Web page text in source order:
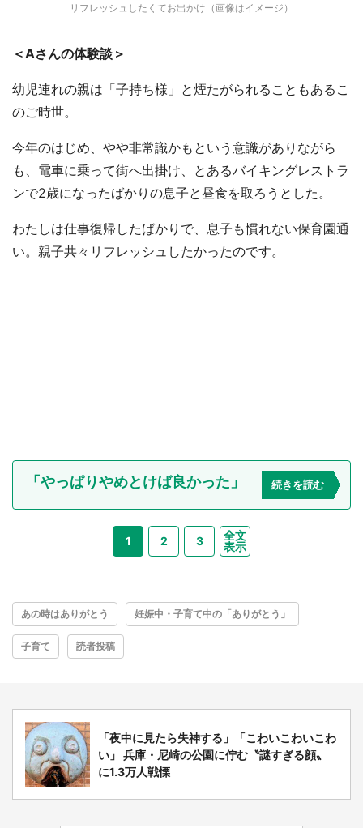
リフレッシュしたくてお出かけ（画像はイメージ）
＜Aさんの体験談＞
幼児連れの親は「子持ち様」と煙たがられることもあるこ
のご時世。
今年のはじめ、やや非常識かもという意識がありながら
も、電車に乗って街へ出掛け、とあるバイキングレストラ
ンで2歳になったばかりの息子と昼食を取ろうとした。
わたしは仕事復帰したばかりで、息子も慣れない保育園通
い。親子共々リフレッシュしたかったのです。
「やっぱりやめとけば良かった」 続きを読む
1 2 3
全文
表示
あの時はありがとう 妊娠中・子育て中の「ありがとう」
子育て 読者投稿
「夜中に見たら失神する」「こわいこわいこわ
い」 兵庫・尼崎の公園に佇む〝謎すぎる顔〟
に1.3万人戦慄